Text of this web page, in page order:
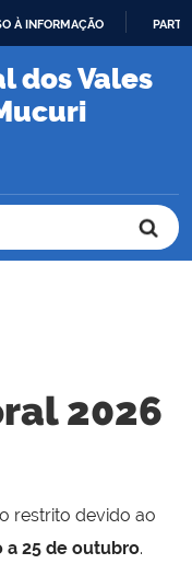
À INFORMAÇÃO
dos Vales
2026
restrito devido ao
a 25 de outubro.